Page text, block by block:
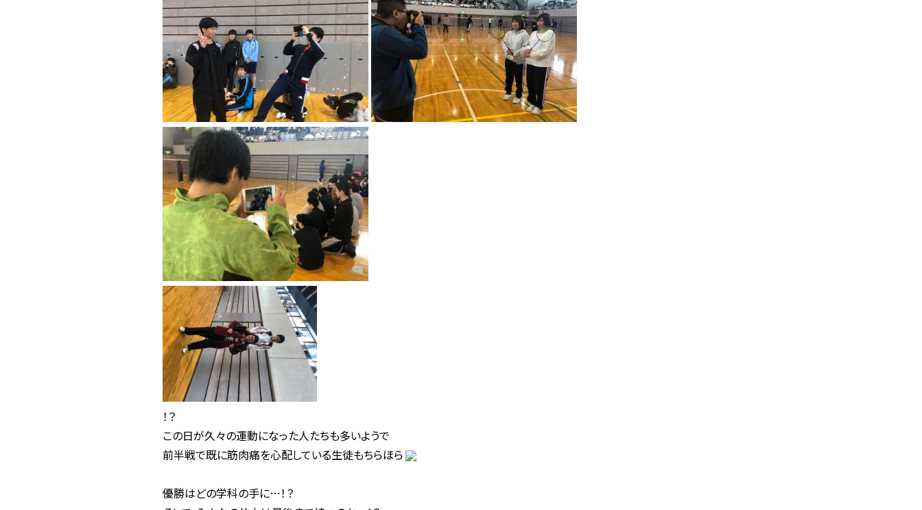
！？
この日が久々の運動になった人たちも多いようで
前半戦で既に筋肉痛を心配している生徒もちらほら
優勝はどの学科の手に…！？